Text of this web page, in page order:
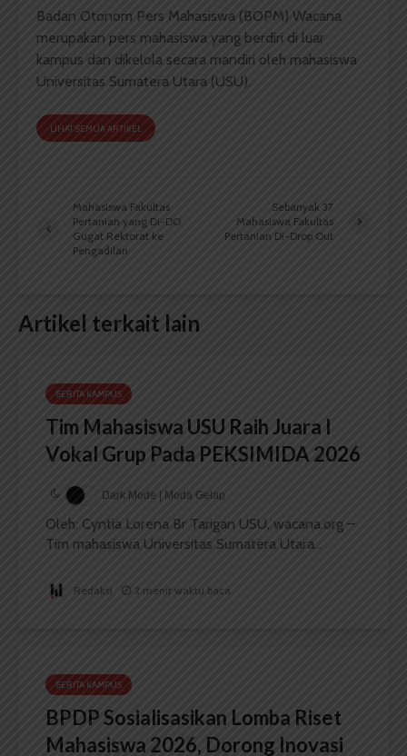
Badan Otonom Pers Mahasiswa (BOPM) Wacana
merupakan pers mahasiswa yang berdiri di luar
kampus dan dikelola secara mandiri oleh mahasiswa
Universitas Sumatera Utara (USU).
LIHAT SEMUA ARTIKEL
Mahasiswa Fakultas
Pertanian yang Di-DO
Gugat Rektorat ke
Pengadilan
Sebanyak 37
Mahasiswa Fakultas
Pertanian Di-Drop Out
Artikel terkait lain
BERITA KAMPUS
Tim Mahasiswa USU Raih Juara I
Vokal Grup Pada PEKSIMIDA 2026
Dark Mode | Moda Gelap
Oleh: Cyntia Lorena Br Tarigan USU, wacana.org –
Tim mahasiswa Universitas Sumatera Utara...
Redaksi 2 menit waktu baca
BERITA KAMPUS
BPDP Sosialisasikan Lomba Riset
Mahasiswa 2026, Dorong Inovasi